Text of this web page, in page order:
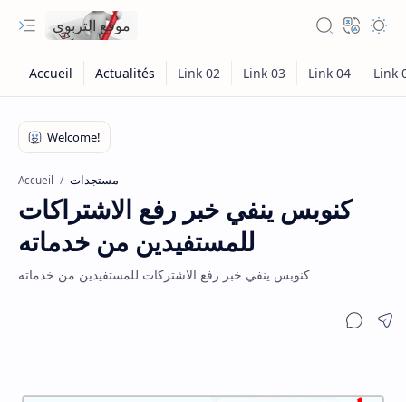
موقع التربوي
Accueil مستجدات
كنوبس ينفي خبر رفع الاشتراكات
للمستفيدين من خدماته
كنوبس ينفي خبر رفع الاشتركات للمستفيدين من خدماته